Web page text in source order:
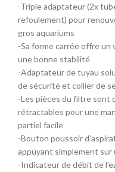
-Triple adaptateur (2x
refoulement) pour
gros aquariums
-Sa forme carrée offre
une bonne stabilité
-Adaptateur de tuyau
de sécurité et collier de
-Les pièces du filtre sont
rétractables pour une
partiel facile
-Bouton poussoir
appuyant simplement sur
-Indicateur de débit de